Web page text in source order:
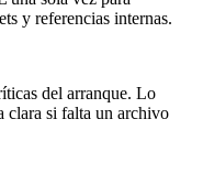
y referencias internas.
del arranque. Lo
clara si falta un archivo